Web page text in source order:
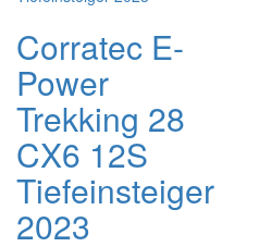
Corratec E-
Power
Trekking 28
CX6 12S
Tiefeinsteiger
2023